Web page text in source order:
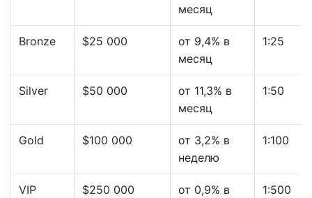
месяц
Bronze $25 000
от 9,4% в
месяц
1:25
Silver $50 000
от 11,3% в
месяц
1:50
Gold $100 000
от 3,2% в
неделю
1:100
VIP $250 000
от 0,9% в
1:500